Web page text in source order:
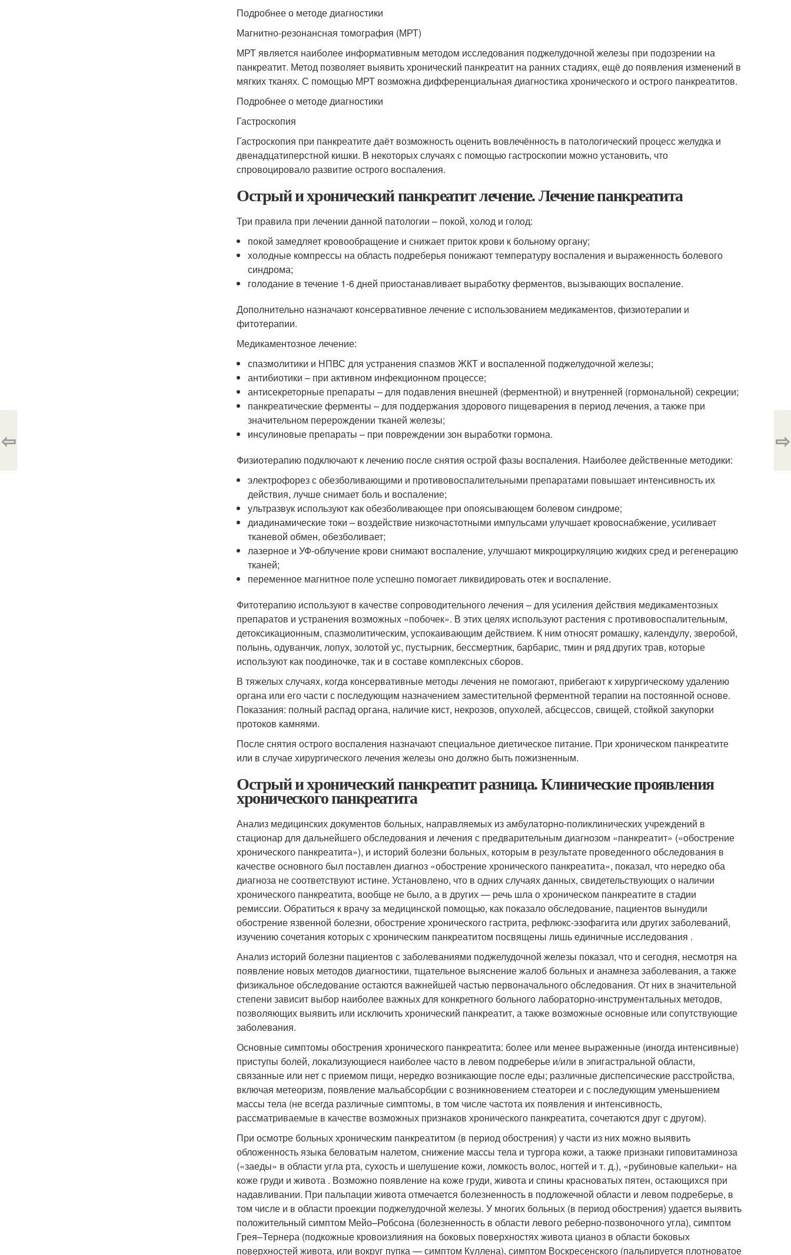
Подробнее о методе диагностики
Магнитно-резонансная томография (МРТ)
МРТ является наиболее информативным методом исследования поджелудочной железы при подозрении на
панкреатит. Метод позволяет выявить хронический панкреатит на ранних стадиях, ещё до появления изменений в
мягких тканях. С помощью МРТ возможна дифференциальная диагностика хронического и острого панкреатитов.
Подробнее о методе диагностики
Гастроскопия
Гастроскопия при панкреатите даёт возможность оценить вовлечённость в патологический процесс желудка и
двенадцатиперстной кишки. В некоторых случаях с помощью гастроскопии можно установить, что
спровоцировало развитие острого воспаления.
Острый и хронический панкреатит лечение. Лечение панкреатита
Три правила при лечении данной патологии – покой, холод и голод:
покой замедляет кровообращение и снижает приток крови к больному органу;
холодные компрессы на область подреберья понижают температуру воспаления и выраженность болевого
синдрома;
голодание в течение 1-6 дней приостанавливает выработку ферментов, вызывающих воспаление.
Дополнительно назначают консервативное лечение с использованием медикаментов, физиотерапии и
фитотерапии.
Медикаментозное лечение:
спазмолитики и НПВС для устранения спазмов ЖКТ и воспаленной поджелудочной железы;
антибиотики – при активном инфекционном процессе;
антисекреторные препараты – для подавления внешней (ферментной) и внутренней (гормональной) секреции;
панкреатические ферменты – для поддержания здорового пищеварения в период лечения, а также при
значительном перерождении тканей железы;
инсулиновые препараты – при повреждении зон выработки гормона.
Физиотерапию подключают к лечению после снятия острой фазы воспаления. Наиболее действенные методики:
электрофорез с обезболивающими и противовоспалительными препаратами повышает интенсивность их
действия, лучше снимает боль и воспаление;
ультразвук используют как обезболивающее при опоясывающем болевом синдроме;
диадинамические токи – воздействие низкочастотными импульсами улучшает кровоснабжение, усиливает
тканевой обмен, обезболивает;
лазерное и УФ-облучение крови снимают воспаление, улучшают микроциркуляцию жидких сред и регенерацию
тканей;
переменное магнитное поле успешно помогает ликвидировать отек и воспаление.
Фитотерапию используют в качестве сопроводительного лечения – для усиления действия медикаментозных
препаратов и устранения возможных «побочек». В этих целях используют растения с противовоспалительным,
детоксикационным, спазмолитическим, успокаивающим действием. К ним относят ромашку, календулу, зверобой,
полынь, одуванчик, лопух, золотой ус, пустырник, бессмертник, барбарис, тмин и ряд других трав, которые
используют как поодиночке, так и в составе комплексных сборов.
В тяжелых случаях, когда консервативные методы лечения не помогают, прибегают к хирургическому удалению
органа или его части с последующим назначением заместительной ферментной терапии на постоянной основе.
Показания: полный распад органа, наличие кист, некрозов, опухолей, абсцессов, свищей, стойкой закупорки
протоков камнями.
После снятия острого воспаления назначают специальное диетическое питание. При хроническом панкреатите
или в случае хирургического лечения железы оно должно быть пожизненным.
Острый и хронический панкреатит разница. Клинические проявления
хронического панкреатита
Анализ медицинских документов больных, направляемых из амбулаторно-поликлинических учреждений в
стационар для дальнейшего обследования и лечения с предварительным диагнозом «панкреатит» («обострение
хронического панкреатита»), и историй болезни больных, которым в результате проведенного обследования в
качестве основного был поставлен диагноз «обострение хронического панкреатита», показал, что нередко оба
диагноза не соответствуют истине. Установлено, что в одних случаях данных, свидетельствующих о наличии
хронического панкреатита, вообще не было, а в других — речь шла о хроническом панкреатите в стадии
ремиссии. Обратиться к врачу за медицинской помощью, как показало обследование, пациентов вынудили
обострение язвенной болезни, обострение хронического гастрита, рефлюкс-эзофагита или других заболеваний,
изучению сочетания которых с хроническим панкреатитом посвящены лишь единичные исследования .
Анализ историй болезни пациентов с заболеваниями поджелудочной железы показал, что и сегодня, несмотря на
появление новых методов диагностики, тщательное выяснение жалоб больных и анамнеза заболевания, а также
физикальное обследование остаются важнейшей частью первоначального обследования. От них в значительной
степени зависит выбор наиболее важных для конкретного больного лабораторно-инструментальных методов,
позволяющих выявить или исключить хронический панкреатит, а также возможные основные или сопутствующие
заболевания.
Основные симптомы обострения хронического панкреатита: более или менее выраженные (иногда интенсивные)
приступы болей, локализующиеся наиболее часто в левом подреберье и/или в эпигастральной области,
связанные или нет с приемом пищи, нередко возникающие после еды; различные диспепсические расстройства,
включая метеоризм, появление мальабсорбции с возникновением стеатореи и с последующим уменьшением
массы тела (не всегда различные симптомы, в том числе частота их появления и интенсивность,
рассматриваемые в качестве возможных признаков хронического панкреатита, сочетаются друг с другом).
При осмотре больных хроническим панкреатитом (в период обострения) у части из них можно выявить
обложенность языка беловатым налетом, снижение массы тела и тургора кожи, а также признаки гиповитаминоза
(«заеды» в области угла рта, сухость и шелушение кожи, ломкость волос, ногтей и т. д.), «рубиновые капельки» на
коже груди и живота . Возможно появление на коже груди, живота и спины красноватых пятен, остающихся при
надавливании. При пальпации живота отмечается болезненность в подложечной области и левом подреберье, в
том числе и в области проекции поджелудочной железы. У многих больных (в период обострения) удается выявить
положительный симптом Мейо–Робсона (болезненность в области левого реберно-позвоночного угла), симптом
Грея–Тернера (подкожные кровоизлияния на боковых поверхностях живота цианоз в области боковых
поверхностей живота, или вокруг пупка — симптом Куллена), симптом Воскресенского (пальпируется плотноватое
⇦ ⇨